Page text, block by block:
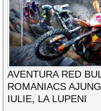
AVENTURA RED
ROMANIACS
IULIE, LA LUPENI